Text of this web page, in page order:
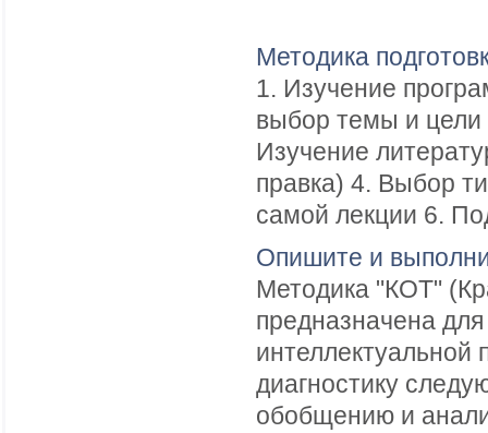
Методика
1. Изучение
выбор темы и цели
Изучение
правка) 4. Выбор
самой лекции 6.
Опишите и
Методика "КОТ"
предназначена
интеллектуальной
диагностику
обобщению и